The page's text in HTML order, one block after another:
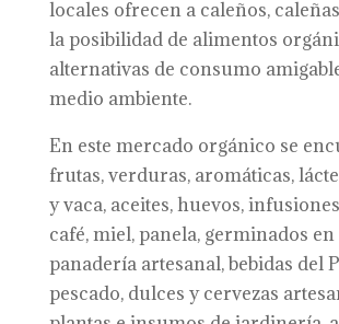
locales ofrecen a caleños,
la posibilidad de alimentos
alternativas de consumo
medio ambiente.
En este mercado orgánico se
frutas, verduras, aromáticas,
y vaca, aceites, huevos,
café, miel, panela, germinados
panadería artesanal, bebidas del
pescado, dulces y cervezas